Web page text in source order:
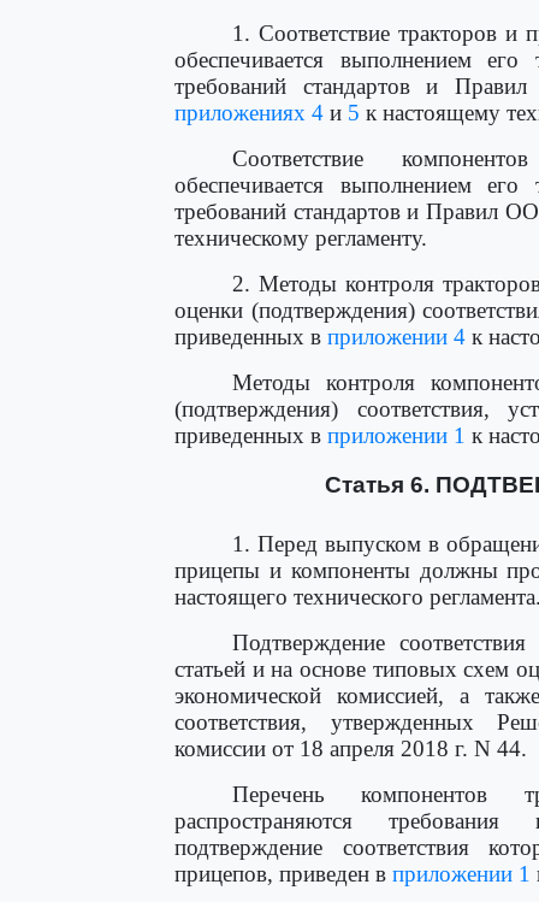
1. Соответствие тракторов и
обеспечивается выполнением
требований стандартов и
приложениях 4 и 5 к настоящему
Соответствие
обеспечивается выполнением
требований стандартов и Правил
техническому регламенту.
2. Методы контроля
оценки (подтверждения)
приведенных в приложении 4 к
Методы контроля
(подтверждения) соответствия,
приведенных в приложении 1 к
Статья 6.
1. Перед выпуском в
прицепы и компоненты должны
настоящего технического
Подтверждение
статьей и на основе типовых схем
экономической комиссией, а
соответствия, утвержденных
комиссии от 18 апреля 2018 г. N 44.
Перечень компонентов
распространяются
подтверждение соответствия
прицепов, приведен в приложении 1